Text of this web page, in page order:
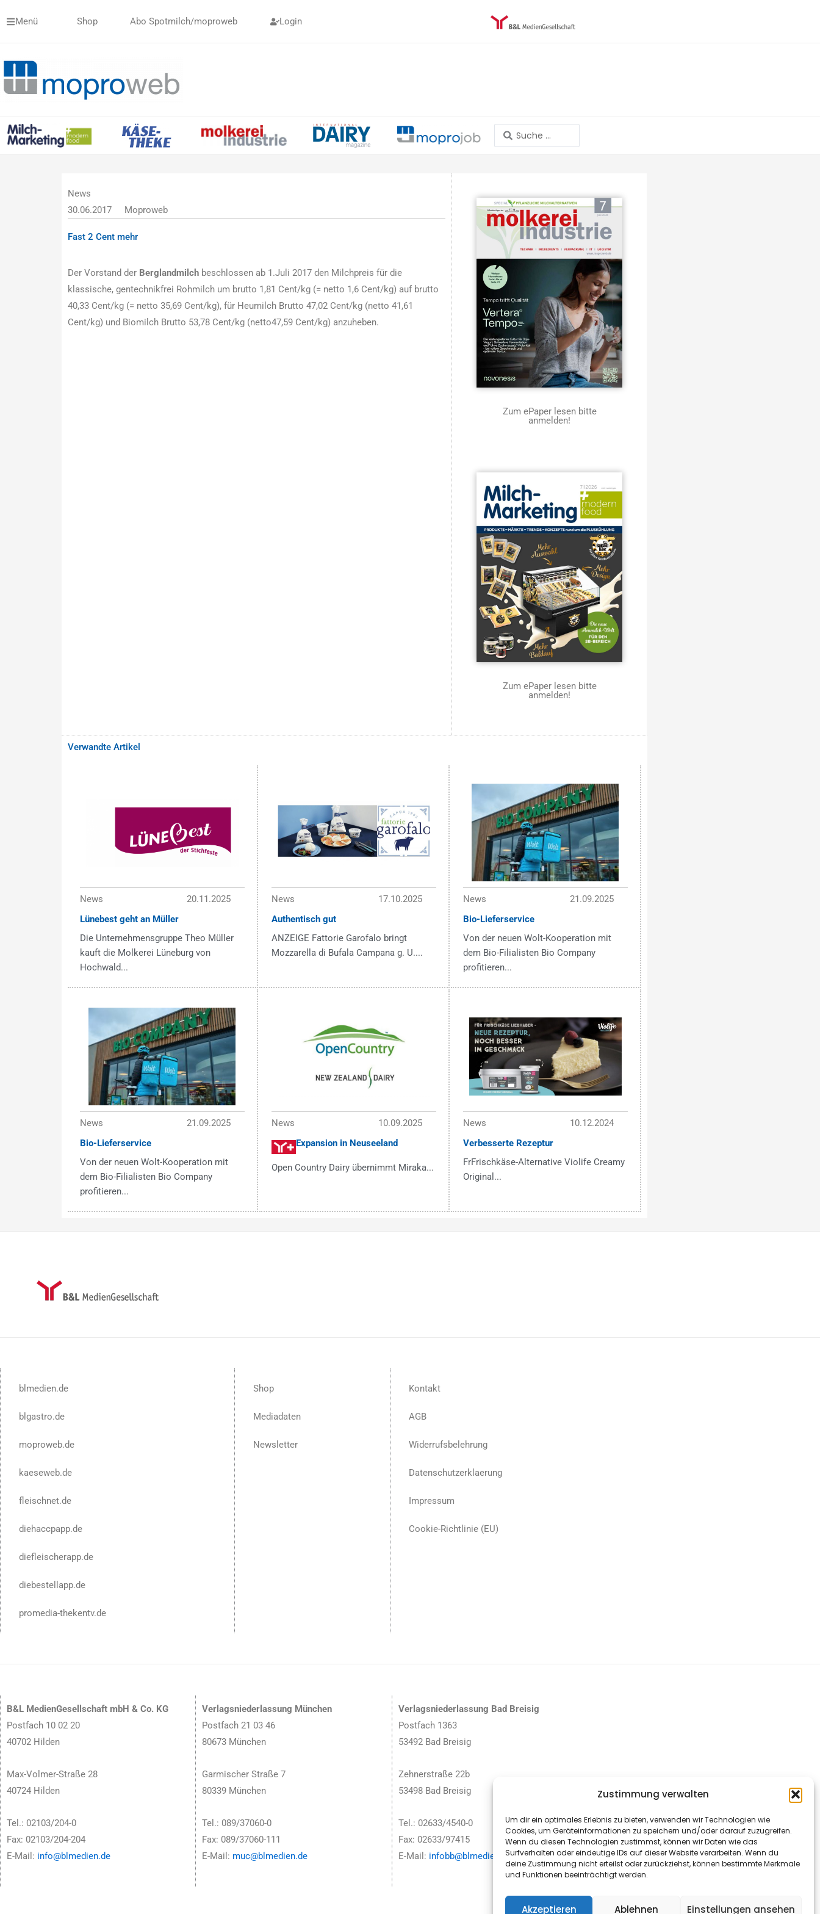
Zustimmung verwalten
Um dir ein optimales Erlebnis zu bieten, verwenden wir Technologien wie
Cookies, um Geräteinformationen zu speichern und/oder darauf zuzugreifen.
Wenn du diesen Technologien zustimmst, können wir Daten wie das
Surfverhalten oder eindeutige IDs auf dieser Website verarbeiten. Wenn du
deine Zustimmung nicht erteilst oder zurückziehst, können bestimmte Merkmale
und Funktionen beeinträchtigt werden.
Akzeptieren Ablehnen Einstellungen ansehen
InhaltMenü Shop Abo Spotmilch/moproweb Login
Search
...
News
30.06.2017
Moproweb
Fast 2 Cent mehr
Der Vorstand der Berglandmilchbeschlossen ab 1.Juli 2017 den Milchpreis für die
klassische, gentechnikfrei Rohmilch um brutto 1,81 Cent/kg (= netto 1,6 Cent/kg) auf brutto
40,33 Cent/kg (= netto 35,69 Cent/kg), für Heumilch Brutto 47,02 Cent/kg (netto 41,61
Cent/kg) und Biomilch Brutto 53,78 Cent/kg (netto47,59 Cent/kg) anzuheben.
Zum ePaper lesen bitte
anmelden!
Zum ePaper lesen bitte
anmelden!
Verwandte Artikel
News
20.11.2025
Lünebest geht an Müller
Die Unternehmensgruppe Theo Müller
kauft die Molkerei Lüneburg von
Hochwald...
News
17.10.2025
Authentisch gut
ANZEIGE Fattorie Garofalo bringt
Mozzarella di Bufala Campana g. U....
News
21.09.2025
Bio-Lieferservice
Von der neuen Wolt-Kooperation mit
dem Bio-Filialisten Bio Company
profitieren...
News
21.09.2025
Bio-Lieferservice
Von der neuen Wolt-Kooperation mit
dem Bio-Filialisten Bio Company
profitieren...
News
10.09.2025
Expansion in Neuseeland
Open Country Dairy übernimmt Miraka...
News
10.12.2024
Verbesserte Rezeptur
FrFrischkäse-Alternative Violife Creamy
Original...
blmedien.de
blgastro.de
moproweb.de
kaeseweb.de
fleischnet.de
diehaccpapp.de
diefleischerapp.de
diebestellapp.de
promedia-thekentv.de
Shop
Mediadaten
Newsletter
Kontakt
AGB
Widerrufsbelehrung
Datenschutzerklaerung
Impressum
Cookie-Richtlinie (EU)
B&L MedienGesellschaft mbH & Co. KG
Postfach 10 02 20
40702 Hilden
Max-Volmer-Straße 28
40724 Hilden
Tel.: 02103/204-0
Fax: 02103/204-204
E-Mail: info@blmedien.de
Verlagsniederlassung München
Postfach 21 03 46
80673 München
Garmischer Straße 7
80339 München
Tel.: 089/37060-0
Fax: 089/37060-111
E-Mail: muc@blmedien.de
Verlagsniederlassung Bad Breisig
Postfach 1363
53492 Bad Breisig
Zehnerstraße 22b
53498 Bad Breisig
Tel.: 02633/4540-0
Fax: 02633/97415
E-Mail: infobb@blmedien.de